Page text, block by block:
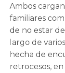
Ambos
familiares
de no estar
largo de
hecha de
retrocesos,